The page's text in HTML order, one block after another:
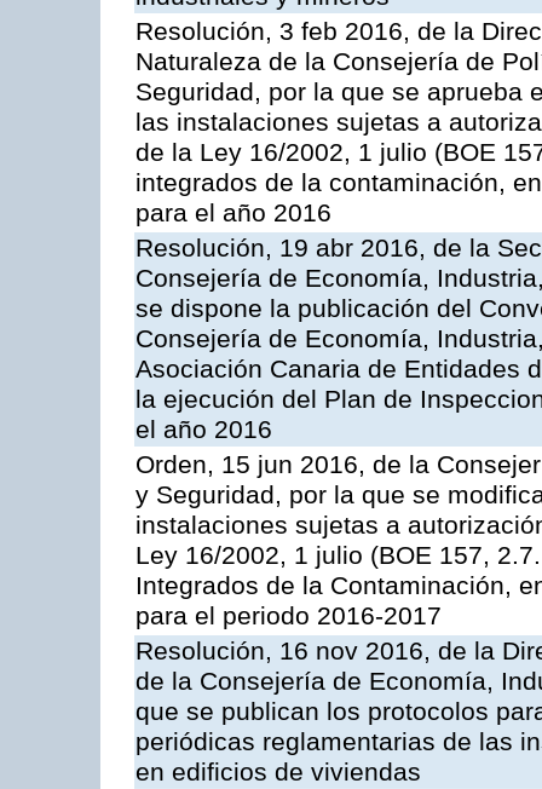
Resolución, 3 feb 2016, de la
Naturaleza de la Consejería de
Seguridad, por la que se aprueba
las instalaciones sujetas a
de la Ley 16/2002, 1 julio (BOE
integrados de la contaminación,
para el año 2016
Resolución, 19 abr 2016, de la
Consejería de Economía,
se dispone la publicación del
Consejería de Economía,
Asociación Canaria de Entidades
la ejecución del Plan de
el año 2016
Orden, 15 jun 2016, de la
y Seguridad, por la que se
instalaciones sujetas a
Ley 16/2002, 1 julio (BOE 157,
Integrados de la Contaminación,
para el periodo 2016-2017
Resolución, 16 nov 2016, de la
de la Consejería de Economía,
que se publican los protocolos
periódicas reglamentarias de las
en edificios de viviendas